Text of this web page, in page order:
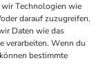
Technologien wie
darauf zuzugreifen.
Daten wie das
verarbeiten. Wenn du
bestimmte
individuelle
innovative KI-
Arbeit